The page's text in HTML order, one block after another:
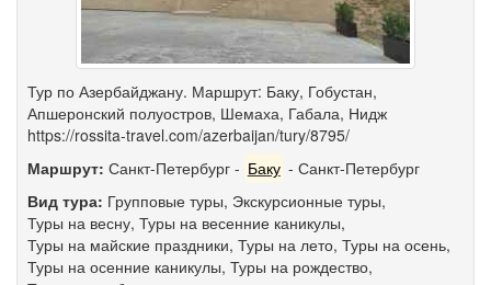
Тур по Азербайджану. Маршрут: Баку, Гобустан,
Апшеронский полуостров, Шемаха, Габала, Нидж
https://rossita-travel.com/azerbaijan/tury/8795/
Маршрут: Санкт-Петербург - Баку - Санкт-Петербург
Вид тура: Групповые туры, Экскурсионные туры,
Туры на весну, Туры на весенние каникулы,
Туры на майские праздники, Туры на лето, Туры на осень,
Туры на осенние каникулы, Туры на рождество,